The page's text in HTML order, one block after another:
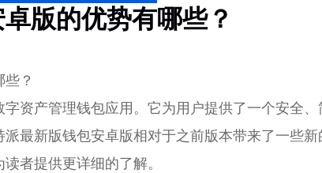
版的优势有哪些？
？
资产管理钱包应用。它为用户提供了一个安全
最新版钱包安卓版相对于之前版本带来了一些
者提供更详细的了解。